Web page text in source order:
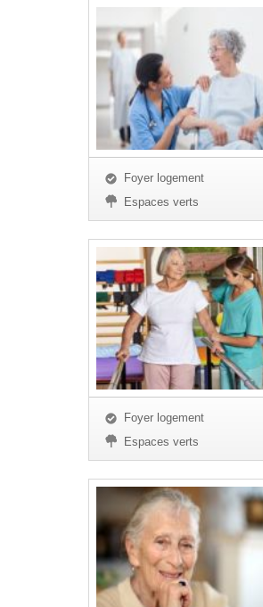
Foyer logement
Espaces verts
Foyer logement
Espaces verts